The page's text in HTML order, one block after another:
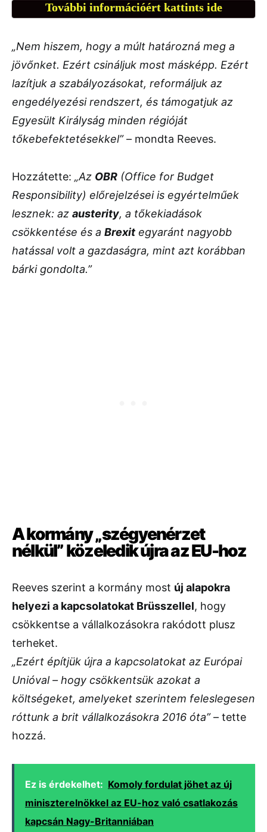
További információért kattints ide
„Nem hiszem, hogy a múlt határozná meg a
jövőnket. Ezért csináljuk most másképp. Ezért
lazítjuk a szabályozásokat, reformáljuk az
engedélyezési rendszert, és támogatjuk az
Egyesült Királyság minden régióját
tőkebefektetésekkel”– mondta Reeves.
Hozzátette: „Az OBR (Office for Budget
Responsibility) előrejelzései is egyértelműek
lesznek: az austerity, a tőkekiadások
csökkentése és a Brexit egyaránt nagyobb
hatással volt a gazdaságra, mint azt korábban
bárki gondolta.”
A kormány „szégyenérzet
nélkül” közeledik újra az EU-hoz
Reeves szerint a kormány most új alapokra
helyezi a kapcsolatokat Brüsszellel, hogy
csökkentse a vállalkozásokra rakódott plusz
terheket.
„Ezért építjük újra a kapcsolatokat az Európai
Unióval – hogy csökkentsük azokat a
költségeket, amelyeket szerintem feleslegesen
róttunk a brit vállalkozásokra 2016 óta”– tette
hozzá.
Ez is érdekelhet: Komoly fordulat jöhet az új
miniszterelnökkel az EU-hoz való csatlakozás
kapcsán Nagy-Britanniában